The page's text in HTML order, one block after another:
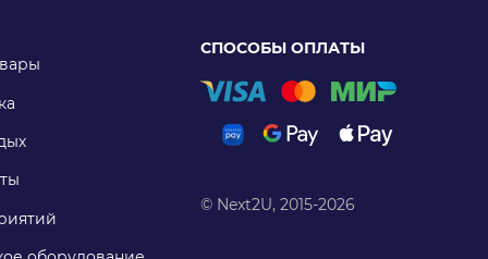
СПОСОБЫ ОПЛАТЫ
© Next2U, 2015-2026